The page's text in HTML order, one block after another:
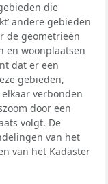
die
andere gebieden
de geometrieën
en woonplaatsen
dat er een
gebieden,
verbonden
door een
volgt. De
van het
van het Kadaster